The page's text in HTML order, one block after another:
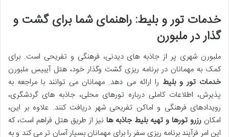
خدمات تور و بلیط: راهنمای شما برای گشت و
گذار در ملبورن
ملبورن شهری پر از جاذبه های دیدنی، فرهنگی و تفریحی است. برای
کمک به مهمانان در برنامه ریزی گشت وگذار خود، هتل آیبیس ملبورن
خدمات تور و بلیط را ارائه می دهد. مهمانان می توانند با مراجعه به
پذیرش، اطلاعات کاملی درباره تورهای محلی، جاذبه های گردشگری،
رویدادهای فرهنگی و اماکن تفریحی شهر دریافت کنند. علاوه بر این،
امکان رزرو تورها و تهیه بلیط جاذبه ها نیز از طریق هتل فراهم است، که
این امر فرآیند برنامه ریزی سفر را برای مهمانان بسیار آسان تر می کند و به